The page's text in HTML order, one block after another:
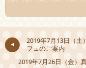
2019年7月13日（土
フェのご案内
2019年7月26日（金）